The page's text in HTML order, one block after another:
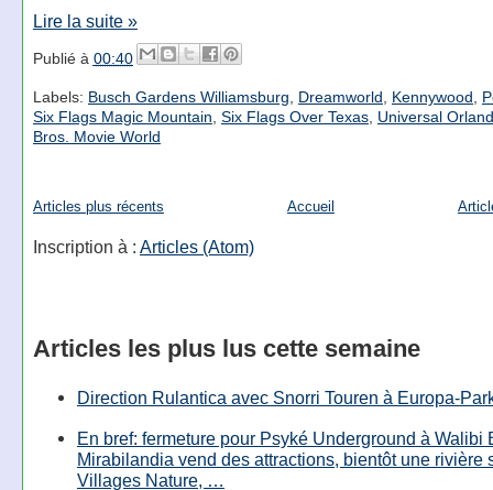
Lire la suite »
Publié à 00:40
Labels: Busch Gardens Williamsburg Dreamworld Kennywood
Six Flags Magic Mountain Six Flags Over Texas, Universal
Bros. Movie World
Articles plus récents Accueil
Inscription à : Articles (Atom)
Articles les plus lus cette semaine
Direction Rulantica avec Snorri Touren à Europa-
En bref: fermeture pour Psyké Underground à Walibi
Mirabilandia vend des attractions, bientôt une rivière
Villages Nature, …